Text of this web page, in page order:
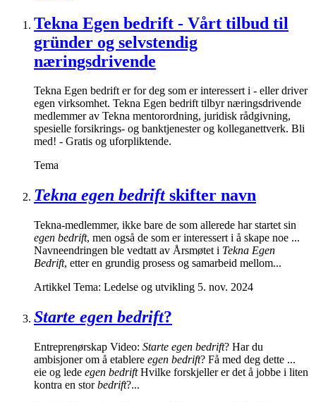
Tekna Egen bedrift - Vårt tilbud til
gründer og selvstendig
næringsdrivende
Tekna Egen bedrift er for deg som er interessert i - eller driver
egen virksomhet. Tekna Egen bedrift tilbyr næringsdrivende
medlemmer av Tekna mentorordning, juridisk rådgivning,
spesielle forsikrings- og banktjenester og kolleganettverk. Bli
med! - Gratis og uforpliktende.
Tema
Tekna egen bedriftskifter navn
Tekna-medlemmer, ikke bare de som allerede har startet sin
egen bedrift, men også de som er interessert i å skape noe ...
Navneendringen ble vedtatt av Årsmøtet i Tekna Egen
Bedrift, etter en grundig prosess og samarbeid mellom...
Artikkel Tema: Ledelse og utvikling 5. nov. 2024
Starte egen bedrift?
Entreprenørskap Video: Starte egen bedrift? Har du
ambisjoner om å etablere egen bedrift? Få med deg dette ...
eie og lede egen bedriftHvilke forskjeller er det å jobbe i liten
kontra en storbedrift?...